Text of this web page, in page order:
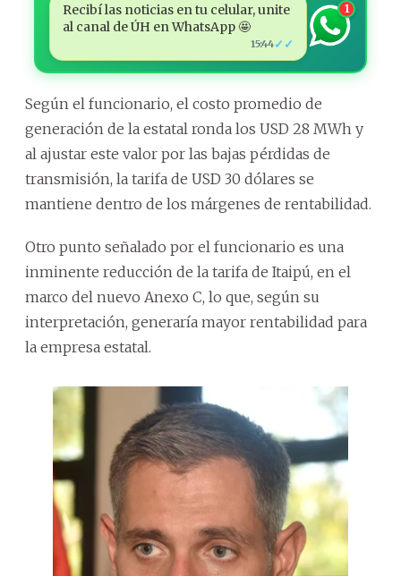
Recibí las noticias en tu celular, unite
al canal de ÚH en WhatsApp 🤩
15:44✓✓
1
Según el funcionario, el costo promedio de
generación de la estatal ronda los USD 28 MWh y
al ajustar este valor por las bajas pérdidas de
transmisión, la tarifa de USD 30 dólares se
mantiene dentro de los márgenes de rentabilidad.
Otro punto señalado por el funcionario es una
inminente reducción de la tarifa de Itaipú, en el
marco del nuevo Anexo C, lo que, según su
interpretación, generaría mayor rentabilidad para
la empresa estatal.